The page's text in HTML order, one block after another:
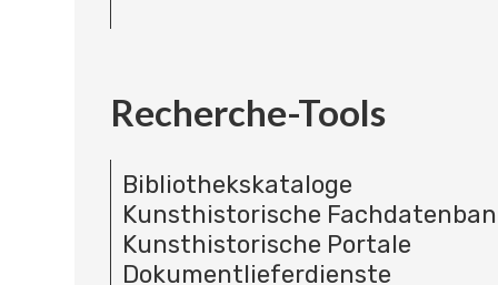
Recherche-Tools
Bibliothekskataloge
Kunsthistorische
Kunsthistorische Portale
Dokumentlieferdienste